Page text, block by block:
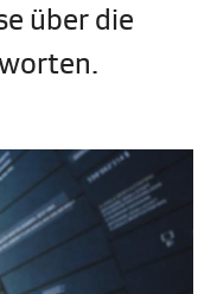
über die